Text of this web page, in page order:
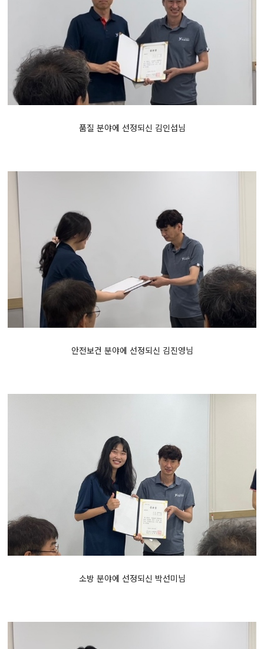
품질 분야에 선정되신 김인섭님
안전보건 분야에 선정되신 김진영님
소방 분야에 선정되신 박선미님